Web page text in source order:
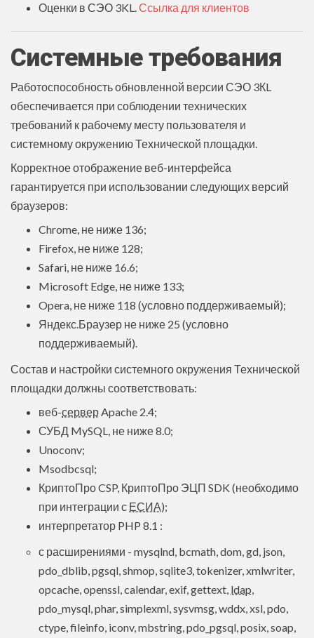
Оценки в СЭО 3KL.Ссылка для клиентов
Системные требования
Работоспособность обновленной версии СЭО 3КL
обеспечивается при соблюдении технических
требований к рабочему месту пользователя и
системному окружению Технической площадки.
Корректное отображение веб-интерфейса
гарантируется при использовании следующих версий
браузеров:
Chrome, не ниже 136;
Firefox, не ниже 128;
Safari, не ниже 16.6;
Microsoft Edge, не ниже 133;
Opera, не ниже 118 (условно поддерживаемый);
Яндекс.Браузер не ниже 25 (условно
поддерживаемый).
Состав и настройки системного окружения Технической
площадки должны соответствовать:
веб-серверApache 2.4;
СУБД MySQL, не ниже 8.0;
Unoconv;
Msodbcsql;
КриптоПро CSP, КриптоПро ЭЦП SDK (необходимо
при интеграции с ЕСИА);
интерпретатор PHP 8.1 :
с расширениями - mysqlnd, bcmath, dom, gd, json,
pdo_dblib, pgsql, shmop, sqlite3, tokenizer, xmlwriter,
opcache, openssl, calendar, exif, gettext, ldap,
pdo_mysql, phar, simplexml, sysvmsg, wddx, xsl, pdo,
ctype, fileinfo, iconv, mbstring, pdo_pgsql, posix, soap,